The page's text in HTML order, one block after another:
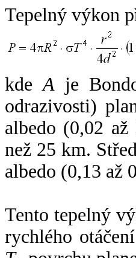
Tepelný výkon
kdeA je
odrazivosti)
albedo (0,02
než 25 km.
albedo (0,13 až
Tento tepelný
rychlého